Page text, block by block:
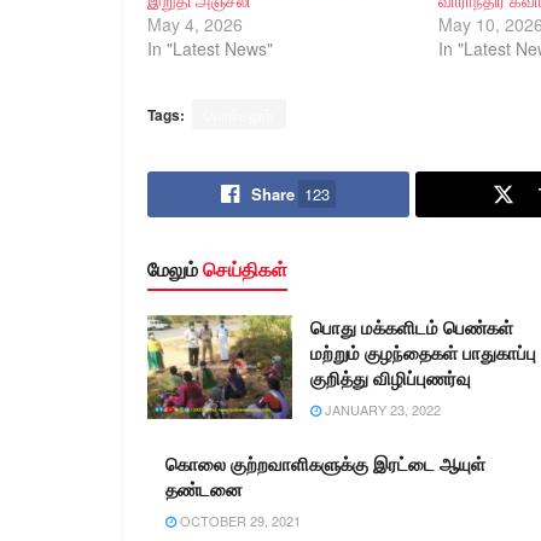
May 4, 2026
In "Latest News"
May 10, 2026
In "Latest
Tags:
Share 123
மேலும்செய்திகள்
பொது மக்களிடம் பெண்கள்
மற்றும் குழந்தைகள் பாதுகாப்பு
குறித்து விழிப்புணர்வு
JANUARY 23, 2022
கொலை குற்றவாளிகளுக்கு இரட்டை ஆயுள்
தண்டனை
OCTOBER 29, 2021